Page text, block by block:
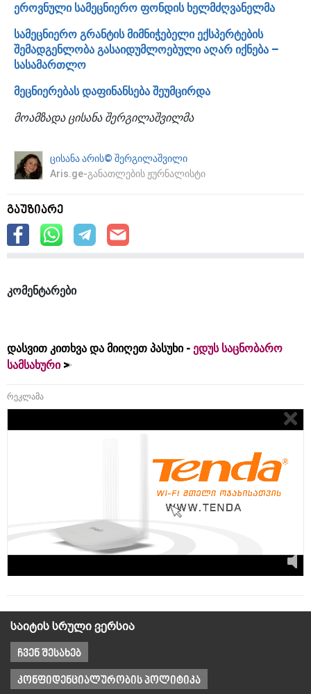
ეროვნული სამეცნიერო ფონდის ხელმძღვანელმა
სამეცნიერო გრანტის მიმნიჭებელი ექსპერტების
შემადგენლობა გასაიდუმლოებული აღარ იქნება –
სასამართლო
მეცნიერებას დაფინანსება შეუმცირდა
მოამზადა ცისანა შერგილაშვილმა
ცისანა არის© შერგილაშვილი
Aris.ge-განათლების ჟურნალისტი
გაუზიარე
კომენტარები
დასვით კითხვა და მიიღეთ პასუხი - ედუს საცნობარო
სამსახური
რეკლამა
საიტის სრული ვერსია
ჩვენ შესახებ
კონფიდენციალურობის პოლიტიკა